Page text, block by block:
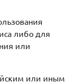
либо для
или
или иным